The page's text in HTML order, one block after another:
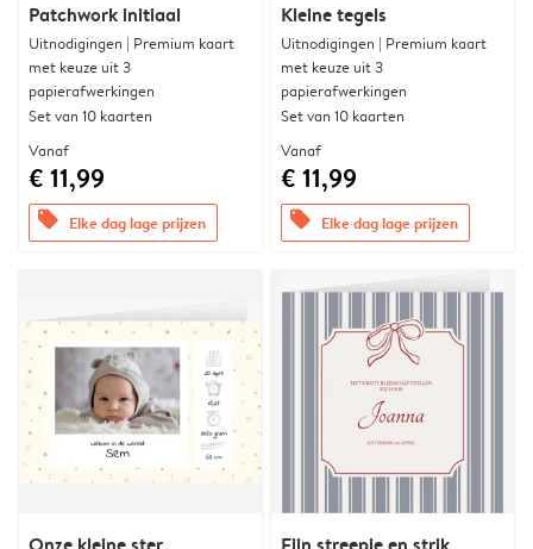
Patchwork initiaal
Uitnodigingen | Premium kaart
met keuze uit 3
papierafwerkingen
Set van 10 kaarten
Vanaf
€ 11,99
offers Elke dag lage prijzen
Kleine tegels
Uitnodigingen | Premium kaart
met keuze uit 3
papierafwerkingen
Set van 10 kaarten
Vanaf
€ 11,99
offers Elke dag lage prijzen